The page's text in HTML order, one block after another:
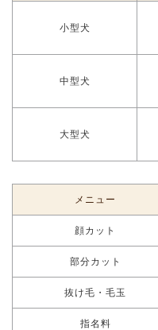
小型犬
中型犬
大型犬
メニュー
顔カット
部分カット
抜け毛・毛玉
指名料